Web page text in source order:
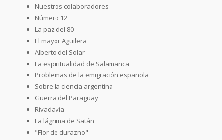
Nuestros colaboradores
Número 12
La paz del 80
El mayor Aguilera
Alberto del Solar
La espiritualidad de Salamanca
Problemas de la emigración española
Sobre la ciencia argentina
Guerra del Paraguay
Rivadavia
La lágrima de Satán
"Flor de durazno"